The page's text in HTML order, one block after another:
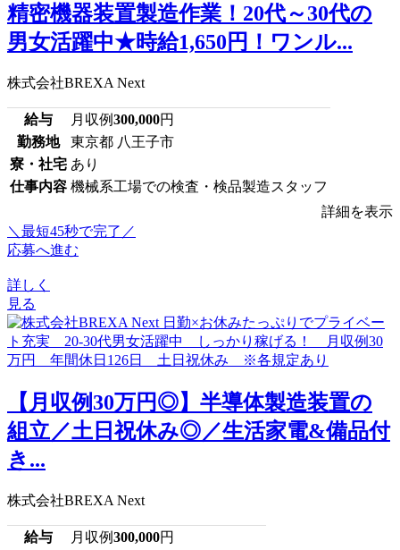
精密機器装置製造作業！20代～30代の
男女活躍中★時給1,650円！ワンル...
株式会社BREXA Next
給与 月収例300,000円
勤務地
東京都 八王子市
寮・社宅 あり
仕事内容 機械系工場での検査・検品製造スタッフ
詳細を表示
＼最短45秒で完了／
応募へ進む
詳しく
見る
【月収例30万円◎】半導体製造装置の
組立／土日祝休み◎／生活家電&備品付
き...
株式会社BREXA Next
給与 月収例300,000円